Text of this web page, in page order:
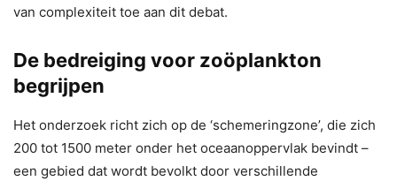
van complexiteit toe aan dit debat.
De bedreiging voor zoöplankton
begrijpen
Het onderzoek richt zich op de ‘schemeringzone’, die zich
200 tot 1500 meter onder het oceaanoppervlak bevindt –
een gebied dat wordt bevolkt door verschillende